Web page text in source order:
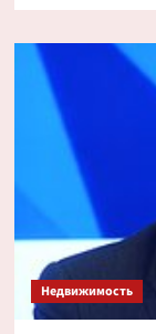
Недвижимость